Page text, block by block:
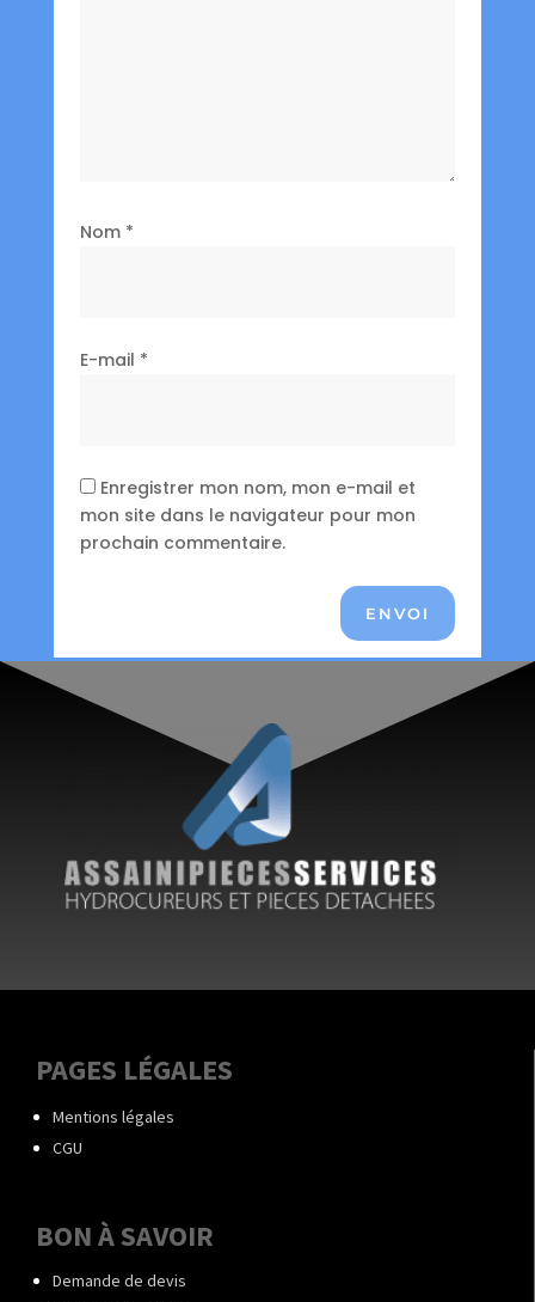
Nom *
E-mail *
Enregistrer mon nom, mon e-mail et
mon site dans le navigateur pour mon
prochain commentaire.
ENVOI
PAGES LÉGALES
Mentions légales
CGU
BON À SAVOIR
Demande de devis